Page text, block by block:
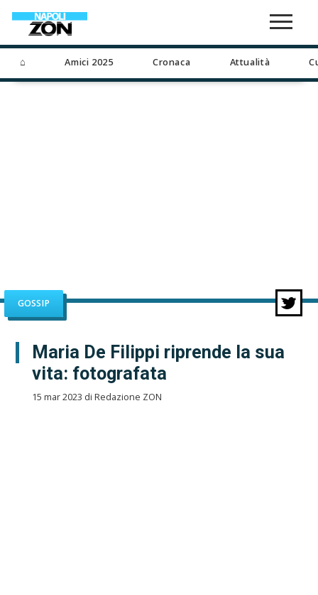
⌂ Amici 2025 Cronaca Attualità
GOSSIP
Maria De Filippi riprende la sua
vita: fotografata
15 mar 2023 di Redazione ZON